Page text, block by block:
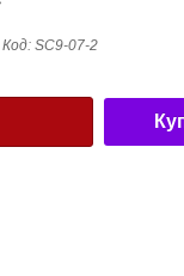
Код: SC9-07-2